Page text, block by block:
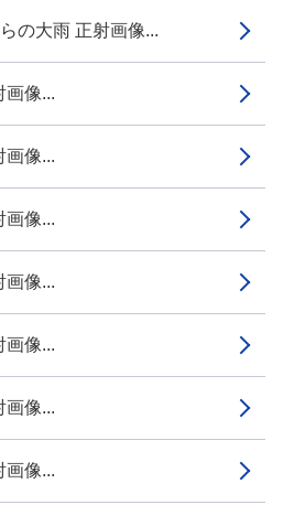
の大雨 正射画像...
画像...
画像...
画像...
画像...
画像...
画像...
画像...